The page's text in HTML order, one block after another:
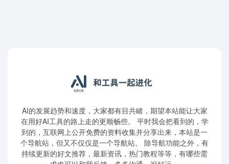
AI的发展趋势和速度，大家都有目共睹，期望本站能让大家
在用好AI工具的路上走的更顺畅些。 平时我会把看到的，学
到的，互联网上公开免费的资料收集并分享出来，本站是一
个导航站，但又不仅仅是一个导航站。 除导航功能之外，有
持续更新的好文推荐，最新资讯，热门教程等等，有哪些需